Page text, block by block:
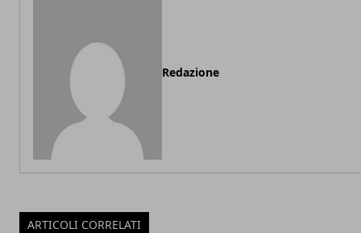
Redazione
ARTICOLI CORRELATI